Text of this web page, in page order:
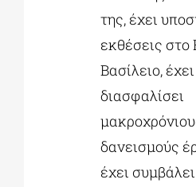
της, έχει
εκθέσεις
Βασίλειο, έχει
διασφαλίσει
δανεισμούς
έχει